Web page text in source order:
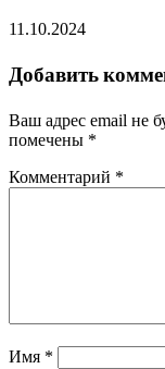
11.10.2024
Добавить
Ваш адрес email не
помечены *
Комментарий *
Имя *